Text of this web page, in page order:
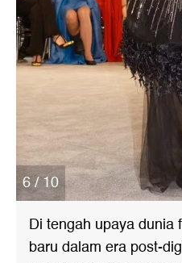
6 / 10
Di tengah upaya dunia
baru dalam era post-